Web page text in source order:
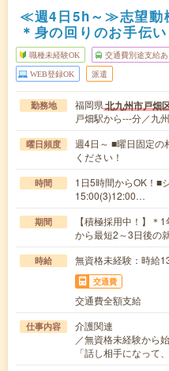
≪週4日5h～≫志望動
＊身の回りのお手伝い
職種未経験OK 交通費別途支給あ
WEB登録OK 派遣
勤務地 福岡県北九州市戸畑
戸畑駅から---分／九
曜日頻度
週4日～ ■曜日固定の
ください！
時間
1日5時間からOK！■
15:00(3)12:00…
期間
【積極採用中！】＊
から最短2～3日後の
時給 無資格未経験：時
交通費
交通費全額支給
仕事内容
介護関連
／無資格未経験から
「話し相手になっ